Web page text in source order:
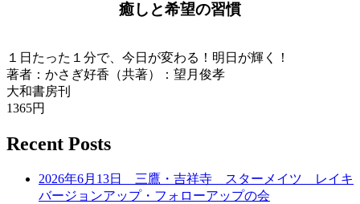
癒しと希望の習慣
１日たった１分で、今日が変わる！明日が輝く！
著者：かさぎ好香（共著）：望月俊孝
大和書房刊
1365円
Recent Posts
2026年6月13日 三鷹・吉祥寺 スターメイツ レイキ
バージョンアップ・フォローアップの会